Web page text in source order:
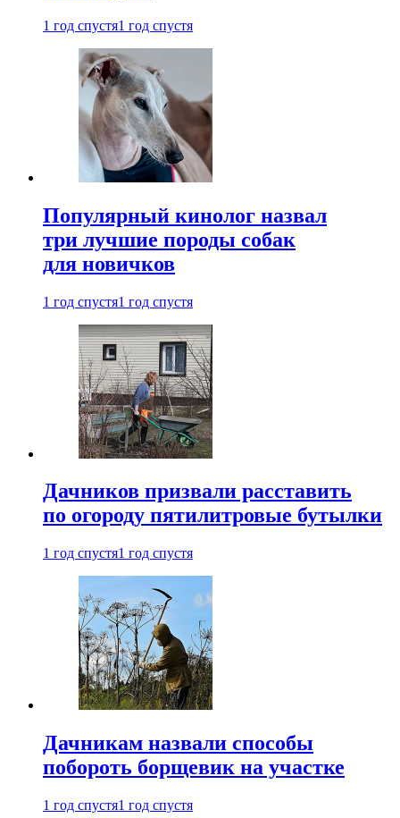
1 год спустя1 год спустя
Популярный кинолог назвал
три лучшие породы собак
для новичков
1 год спустя1 год спустя
Дачников призвали расставить
по огороду пятилитровые бутылки
1 год спустя1 год спустя
Дачникам назвали способы
побороть борщевик на участке
1 год спустя1 год спустя